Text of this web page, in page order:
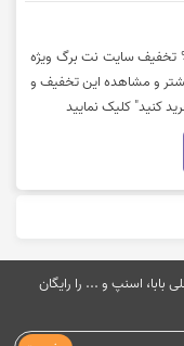
از طریق سایت تخفیف هات می توانید از 80% تخفیف سایت نت برگ ویژه
و مشاهده این تخفیف و
کنید" کلیک نمایید
بابا، اسنپ و ... را رایگان